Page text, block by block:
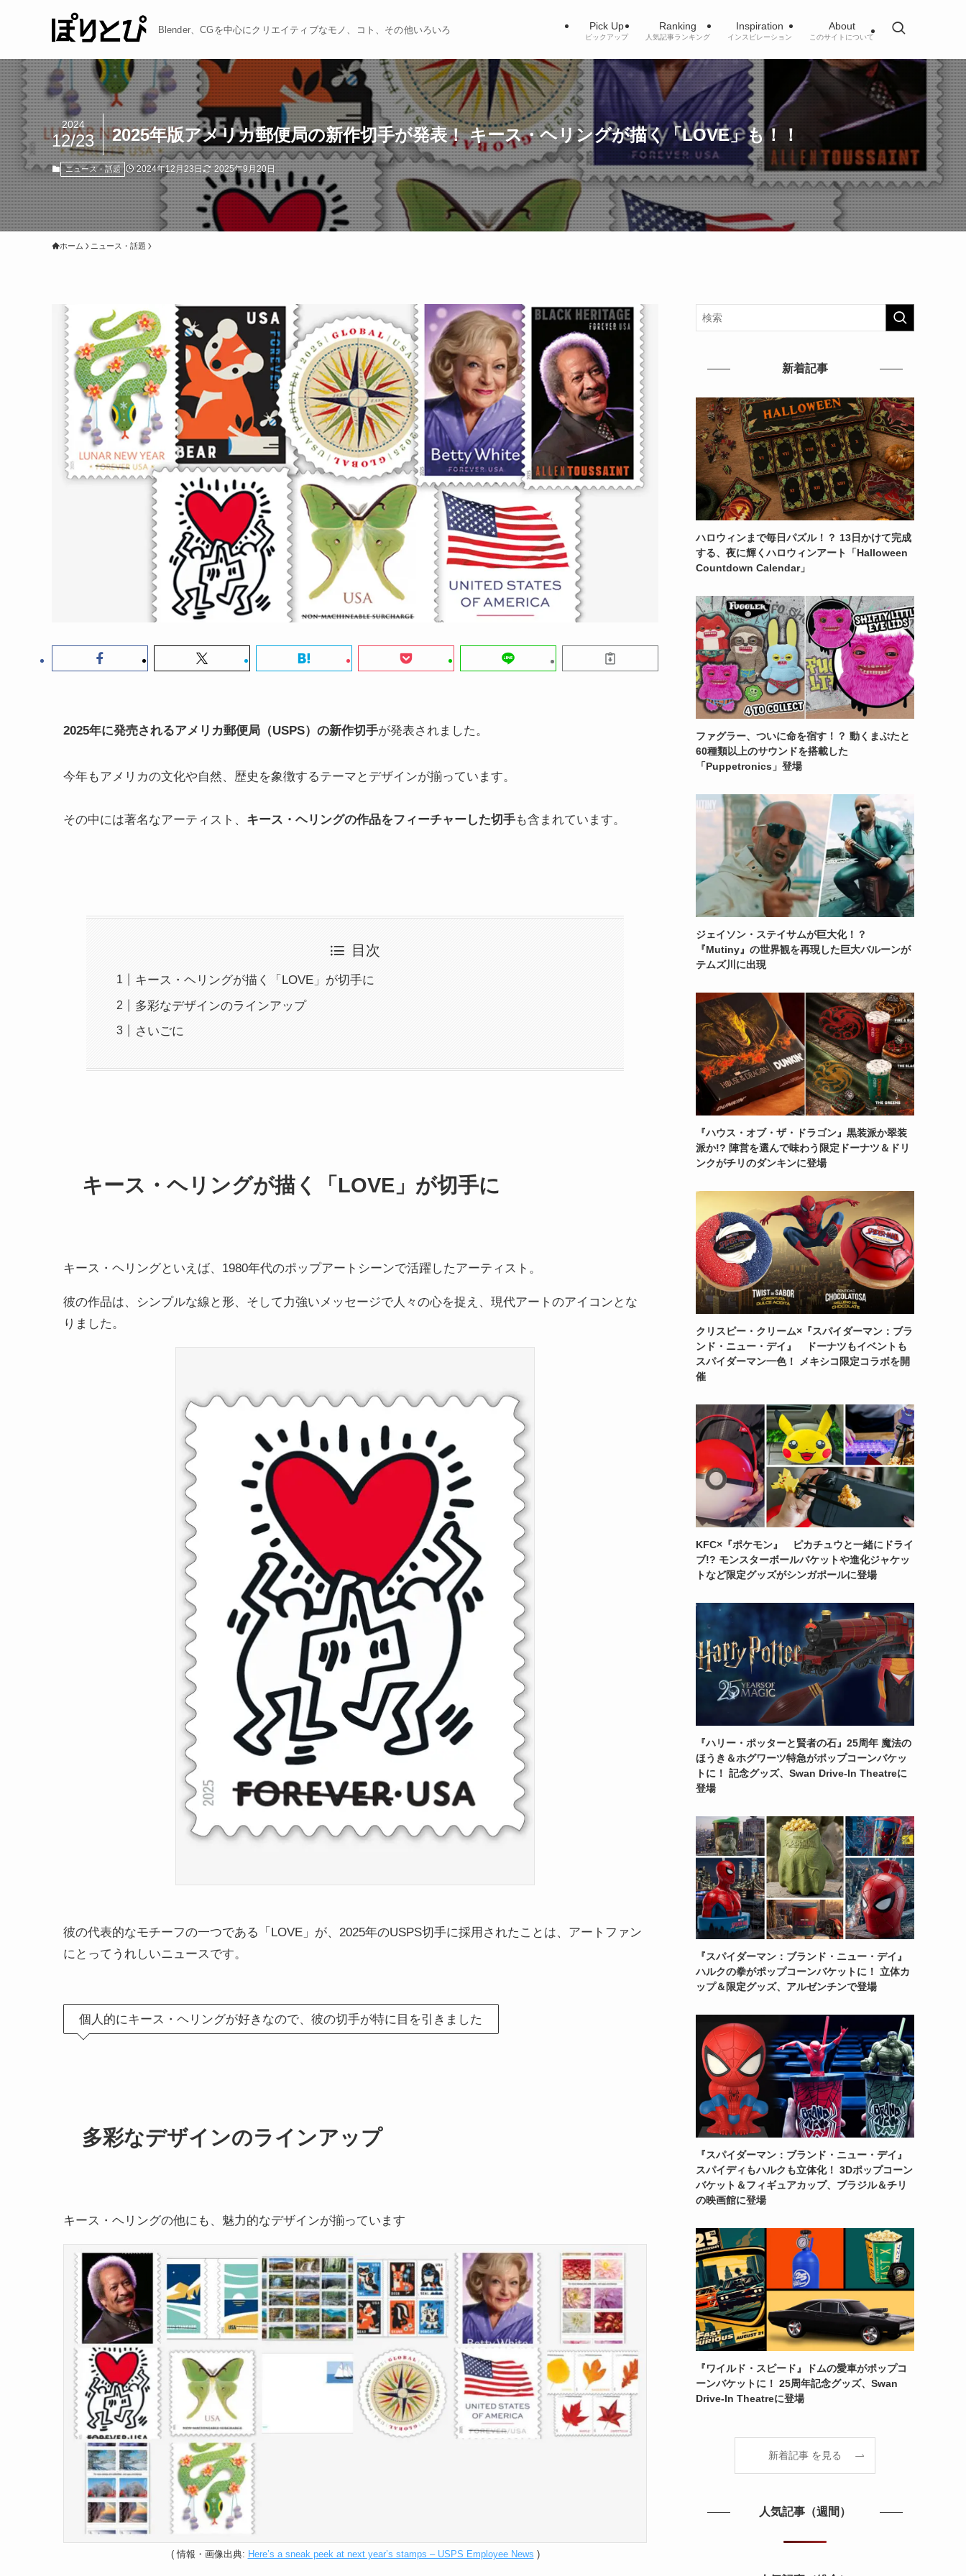
Blender、CGを中心にクリエイティブなモノ、コト、その他いろいろ Pick Up
ピックアップ
Ranking
人気記事ランキング
Inspiration
インスピレーション
About
このサイトについて
2025年版アメリカ郵便局の新作切手が発表！ キース・ヘリングが描く「LOVE」も！！
2024
12/23
ニュース・話題 2024年12月23日 2025年9月20日
ホーム ニュース・話題
2025年に発売されるアメリカ郵便局（USPS）の新作切手が発表されました。
今年もアメリカの文化や自然、歴史を象徴するテーマとデザインが揃っています。
その中には著名なアーティスト、 キース・ヘリングの作品をフィーチャーした切手も含まれています。
目次
キース・ヘリングが描く「LOVE」が切手に
多彩なデザインのラインアップ
さいごに
キース・ヘリングが描く「LOVE」が切手に
キース・ヘリングといえば、1980年代のポップアートシーンで活躍したアーティスト。
彼の作品は、シンプルな線と形、そして力強いメッセージで人々の心を捉え、現代アートのアイコンとな
りました。
彼の代表的なモチーフの一つである「LOVE」が、2025年のUSPS切手に採用されたことは、アートファン
にとってうれしいニュースです。
個人的にキース・ヘリングが好きなので、彼の切手が特に目を引きました
多彩なデザインのラインアップ
キース・ヘリングの他にも、魅力的なデザインが揃っています
(情報 ・画像出典: Here’s a sneak peek at next year’s stamps – USPS Employee News )
新着記事
ハロウィンまで毎日パズル！？ 13日かけて完成
する、夜に輝くハロウィンアート「Halloween
Countdown Calendar」
ファグラー、ついに命を宿す！？ 動くまぶたと
60種類以上のサウンドを搭載した
「Puppetronics」登場
ジェイソン・ステイサムが巨大化！？
『Mutiny』の世界観を再現した巨大バルーンが
テムズ川に出現
『ハウス・オブ・ザ・ドラゴン』黒装派か翠装
派か!? 陣営を選んで味わう限定ドーナツ＆ドリ
ンクがチリのダンキンに登場
クリスピー・クリーム×『スパイダーマン：ブラ
ンド・ニュー・デイ』 ドーナツもイベントも
スパイダーマン一色！ メキシコ限定コラボを開
催
KFC×『ポケモン』 ピカチュウと一緒にドライ
ブ!? モンスターボールバケットや進化ジャケッ
トなど限定グッズがシンガポールに登場
『ハリー・ポッターと賢者の石』25周年 魔法の
ほうき＆ホグワーツ特急がポップコーンバケッ
トに！ 記念グッズ、Swan Drive-In Theatreに
登場
『スパイダーマン：ブランド・ニュー・デイ』
ハルクの拳がポップコーンバケットに！ 立体カ
ップ＆限定グッズ、アルゼンチンで登場
『スパイダーマン：ブランド・ニュー・デイ』
スパイディもハルクも立体化！ 3Dポップコーン
バケット＆フィギュアカップ、ブラジル＆チリ
の映画館に登場
『ワイルド・スピード』ドムの愛車がポップコ
ーンバケットに！ 25周年記念グッズ、Swan
Drive-In Theatreに登場
新着記事 を見る
人気記事（週間）